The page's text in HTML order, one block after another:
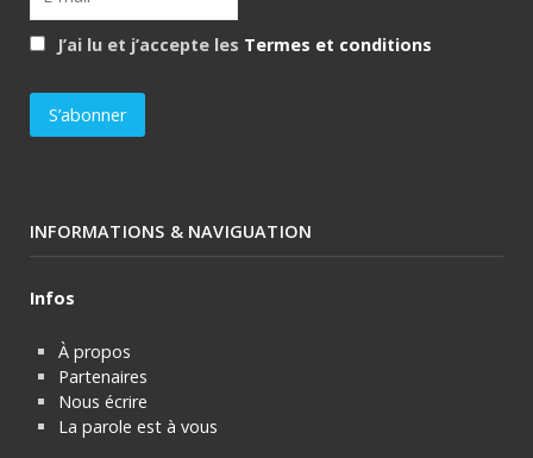
J’ai lu et j’accepte les Termes et conditions
INFORMATIONS & NAVIGUATION
Infos
À propos
Partenaires
Nous écrire
La parole est à vous